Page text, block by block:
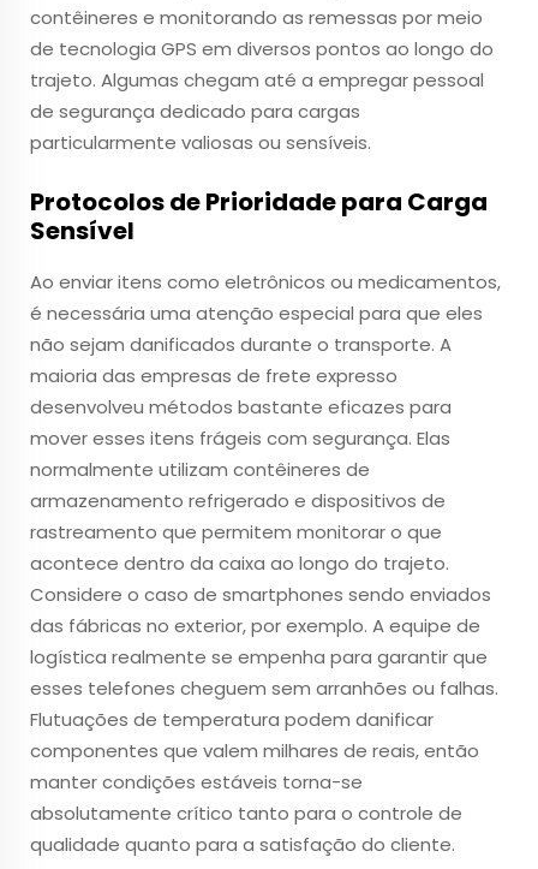
contêineres e monitorando as remessas por meio
de tecnologia GPS em diversos pontos ao longo do
trajeto. Algumas chegam até a empregar pessoal
de segurança dedicado para cargas
particularmente valiosas ou sensíveis.
Protocolos de Prioridade para Carga
Sensível
Ao enviar itens como eletrônicos ou medicamentos,
é necessária uma atenção especial para que eles
não sejam danificados durante o transporte. A
maioria das empresas de frete expresso
desenvolveu métodos bastante eficazes para
mover esses itens frágeis com segurança. Elas
normalmente utilizam contêineres de
armazenamento refrigerado e dispositivos de
rastreamento que permitem monitorar o que
acontece dentro da caixa ao longo do trajeto.
Considere o caso de smartphones sendo enviados
das fábricas no exterior, por exemplo. A equipe de
logística realmente se empenha para garantir que
esses telefones cheguem sem arranhões ou falhas.
Flutuações de temperatura podem danificar
componentes que valem milhares de reais, então
manter condições estáveis torna-se
absolutamente crítico tanto para o controle de
qualidade quanto para a satisfação do cliente.